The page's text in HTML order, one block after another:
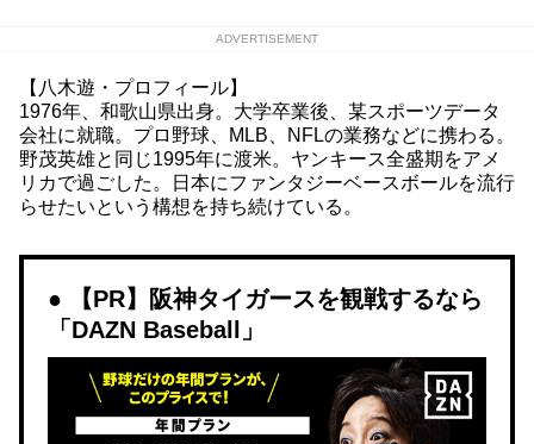
ADVERTISEMENT
【八木遊・プロフィール】
1976年、和歌山県出身。大学卒業後、某スポーツデータ
会社に就職。プロ野球、MLB、NFLの業務などに携わる。
野茂英雄と同じ1995年に渡米。ヤンキース全盛期をアメ
リカで過ごした。日本にファンタジーベースボールを流行
らせたいという構想を持ち続けている。
【PR】阪神タイガースを観戦するなら
「DAZN Baseball」